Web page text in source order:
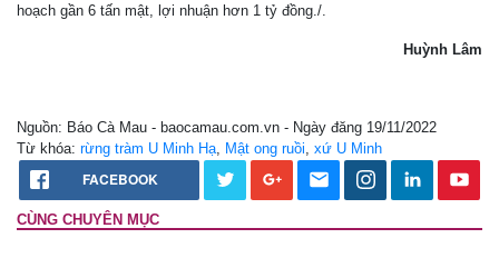
hoạch gần 6 tấn mật, lợi nhuận hơn 1 tỷ đồng./.
Huỳnh Lâm
Nguồn: Báo Cà Mau - baocamau.com.vn - Ngày đăng 19/11/2022
Từ khóa: rừng tràm U Minh Hạ Mật ong ruồi xứ U Minh
FACEBOOK
CÙNG CHUYÊN MỤC